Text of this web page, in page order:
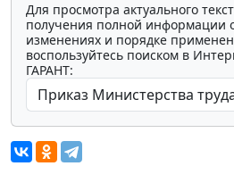
Для просмотра актуального
получения полной информации
изменениях и порядке
воспользуйтесь поиском в
ГАРАНТ: